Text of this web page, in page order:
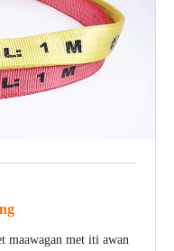
maawagan met iti awan